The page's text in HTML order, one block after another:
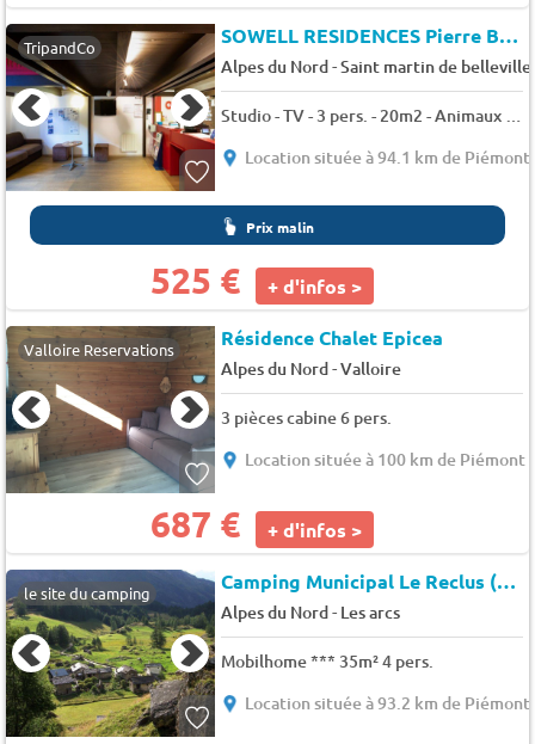
TripandCo SOWELL RESIDENCES Pierre Blanche
Alpes du Nord-Saint martin de belleville
Studio - TV - 3 pers. - 20m2 - Animaux admis
Location située à 94.1 km de Piémont
Prix malin
525 € + d'infos >
Valloire Reservations Résidence Chalet Epicea
Alpes du Nord-Valloire
3 pièces cabine 6 pers.
Location située à 100 km de Piémont
687 € + d'infos >
le site du camping Camping Municipal Le Reclus (Séez à 2 km)
Alpes du Nord- Les arcs
Mobilhome *** 35m² 4 pers.
Location située à 93.2 km de Piémont